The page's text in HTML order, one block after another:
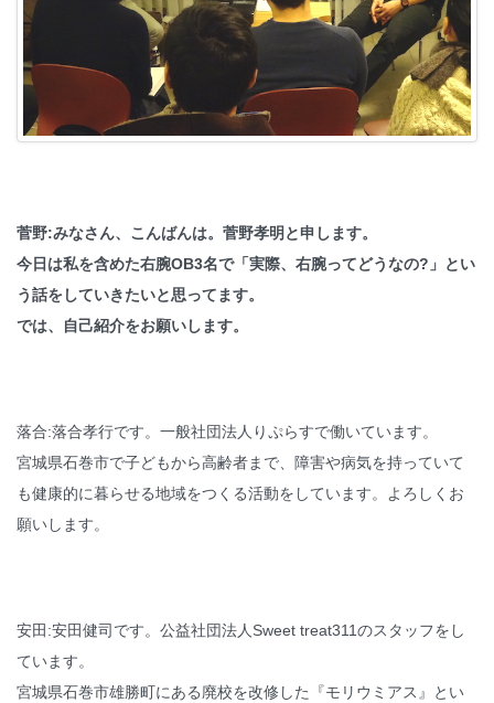
菅野:みなさん、こんばんは。菅野孝明と申します。
今日は私を含めた右腕OB3名で「実際、右腕ってどうなの?」とい
う話をしていきたいと思ってます。
では、自己紹介をお願いします。
落合:落合孝行です。一般社団法人りぷらすで働いています。
宮城県石巻市で子どもから高齢者まで、障害や病気を持っていて
も健康的に暮らせる地域をつくる活動をしています。よろしくお
願いします。
安田:安田健司です。公益社団法人Sweet treat311のスタッフをし
ています。
宮城県石巻市雄勝町にある廃校を改修した『モリウミアス』とい